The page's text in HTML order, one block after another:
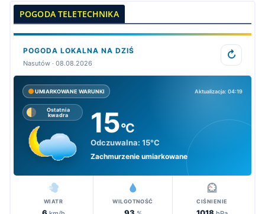
POGODA TELETECHNIKA
POGODA LOKALNA NA DZIŚ
Nasutów · 08.08.2026
↻
UMIARKOWANE WARUNKI Aktualizacja: 04:19
Ostatnia
kwadra
15°C
Odczuwalna: 15°C
Zachmurzenie umiarkowane
WIATR WILGOTNOŚĆ CIŚNIENIE